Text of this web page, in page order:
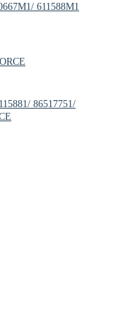
611588M1
86517751/